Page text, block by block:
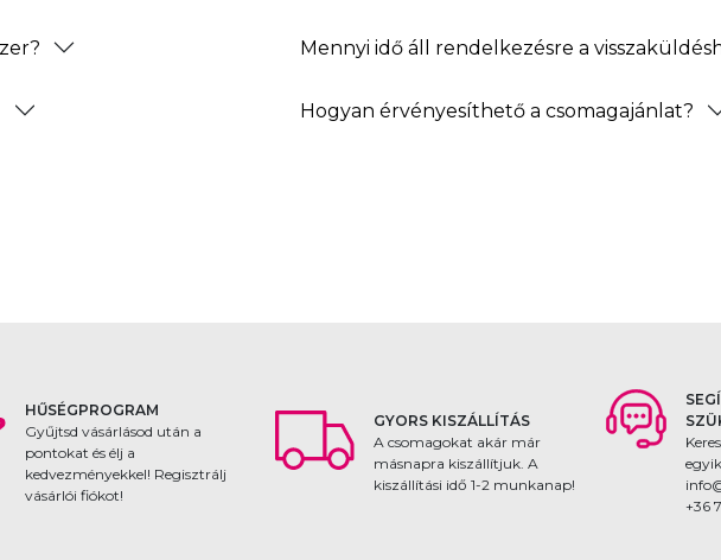
Mennyi idő áll rendelkezésre a
Hogyan érvényesíthető a csomagajánlat?
HŰSÉGPROGRAM
Gyűjtsd vásárlásod után a
pontokat és élj a
kedvezményekkel! Regisztrálj
vásárlói fiókot!
GYORS KISZÁLLÍTÁS
A csomagokat akár már
másnapra kiszállítjuk. A
kiszállítási idő 1-2 munkanap!
+36